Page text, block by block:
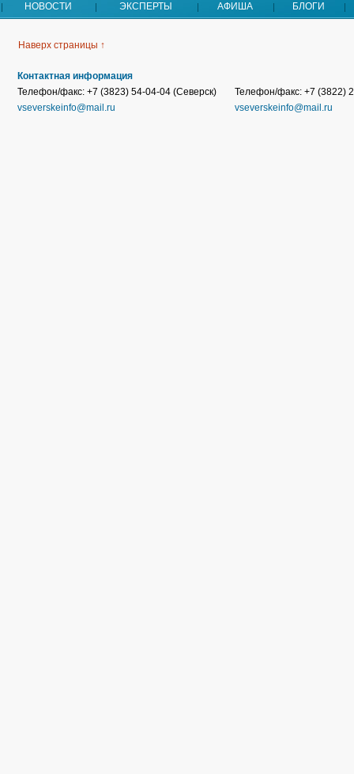
НОВОСТИ ЭКСПЕРТЫ АФИША БЛОГИ
Наверх страницы ↑
Контактная информация
Телефон/факс: +7 (3823) 54-04-04 (Северск)
vseverskeinfo@mail.ru
Телефон/факс: +7 (3822)
vseverskeinfo@mail.ru